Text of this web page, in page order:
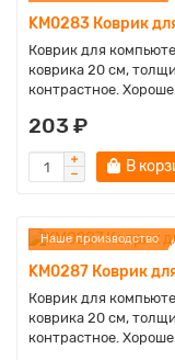
KM0283 Коврик
Коврик для
коврика 20 см,
контрастное.
203 ₽
В
Наше производство
KM0287 Коврик
Коврик для
коврика 20 см,
контрастное.